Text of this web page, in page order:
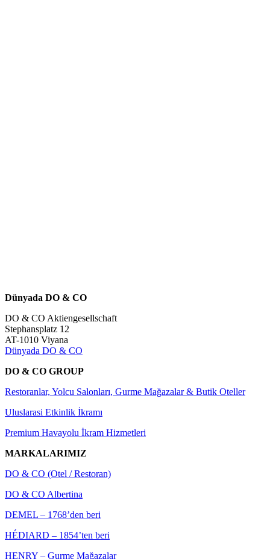
Dünyada DO & CO
DO & CO Aktiengesellschaft
Stephansplatz 12
AT-1010 Viyana
Dünyada DO & CO
DO & CO GROUP
Restoranlar, Yolcu Salonları, Gurme Mağazalar & Butik Oteller
Uluslarasi Etkinlik İkramı
Premium Havayolu İkram Hizmetleri
MARKALARIMIZ
DO & CO (Otel / Restoran)
DO & CO Albertina
DEMEL – 1768’den beri
HÉDIARD – 1854’ten beri
HENRY – Gurme Mağazalar